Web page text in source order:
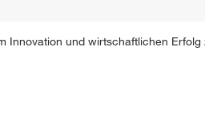
Innovation und wirtschaftlichen